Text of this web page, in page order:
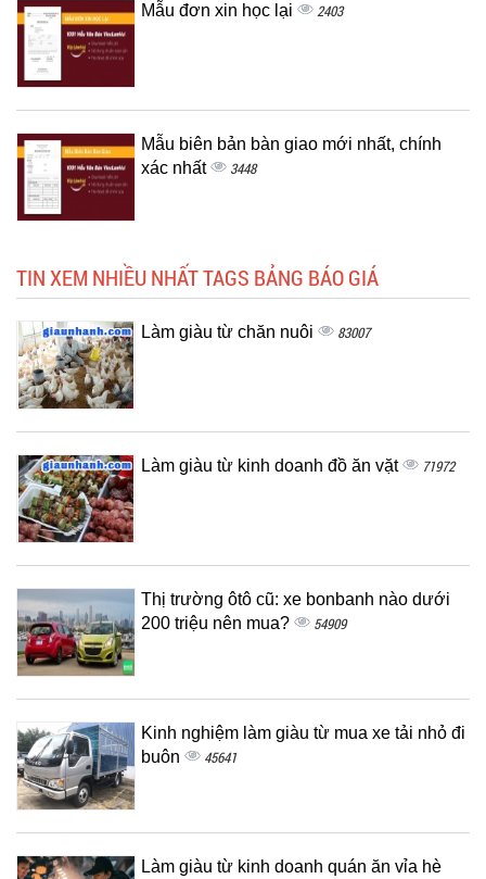
Mẫu đơn xin học lại 2403
Mẫu biên bản bàn giao mới nhất, chính
xác nhất
3448
TIN XEM NHIỀU NHẤT TAGS BẢNG BÁO GIÁ
Làm giàu từ chăn nuôi 83007
Làm giàu từ kinh doanh đồ ăn vặt 71972
Thị trường ôtô cũ: xe bonbanh nào dưới
200 triệu nên mua?
54909
Kinh nghiệm làm giàu từ mua xe tải nhỏ đi
buôn
45641
Làm giàu từ kinh doanh quán ăn vỉa hè